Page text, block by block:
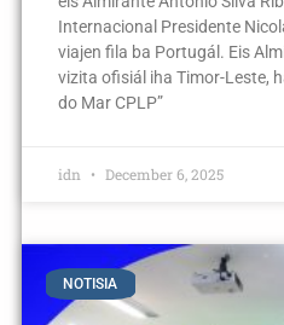
Internacional Presidente
viajen fila ba Portugál. Eis
vizita ofisiál iha Timor-Leste,
do Mar CPLP”
idn December 6, 2025
NOTISIA